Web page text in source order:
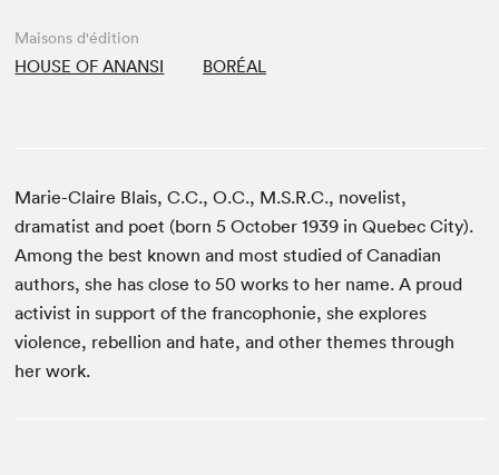
Maisons d'édition
HOUSE OF ANANSI BORÉAL
Marie-Claire Blais, C.C., O.C., M.S.R.C., novelist,
dramatist and poet (born 5 October 1939 in Quebec City).
Among the best known and most studied of Canadian
authors, she has close to 50 works to her name. A proud
activist in support of the francophonie, she explores
violence, rebellion and hate, and other themes through
her work.